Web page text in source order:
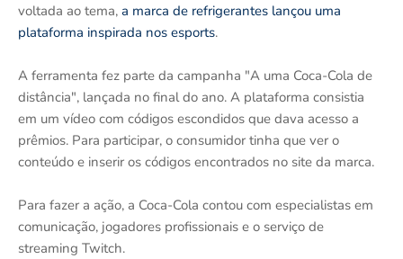
voltada ao tema, a marca de refrigerantes lançou uma
plataforma inspirada nos esports.
A ferramenta fez parte da campanha "A uma Coca-Cola de
distância", lançada no final do ano. A plataforma consistia
em um vídeo com códigos escondidos que dava acesso a
prêmios. Para participar, o consumidor tinha que ver o
conteúdo e inserir os códigos encontrados no site da marca.
Para fazer a ação, a Coca-Cola contou com especialistas em
comunicação, jogadores profissionais e o serviço de
streaming Twitch.